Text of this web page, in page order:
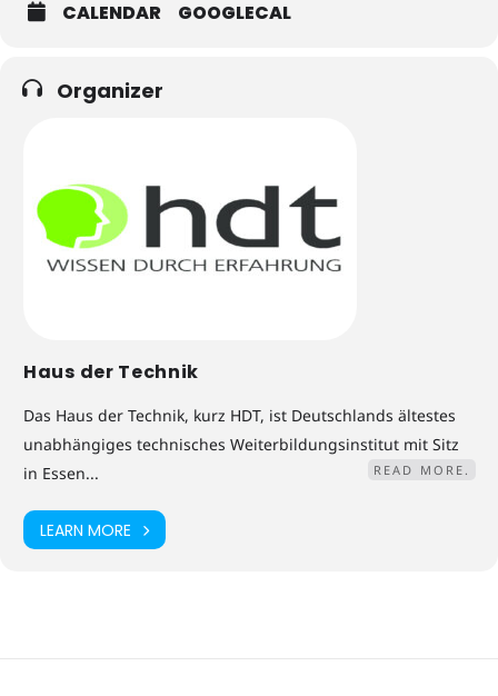
CALENDAR GOOGLECAL
Organizer
Haus der Technik
Das Haus der Technik, kurz HDT, ist Deutschlands ältestes
unabhängiges technisches Weiterbildungsinstitut mit Sitz
in Essen...
READ MORE.
LEARN MORE